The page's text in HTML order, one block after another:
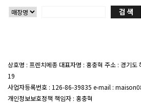
상호명 : 프렌치메종 대표자명 : 홍충혁 주소 : 경기
19
사업자등록번호 : 126-86-39835 e-mail :
개인정보보호정책 책임자 : 홍충혁